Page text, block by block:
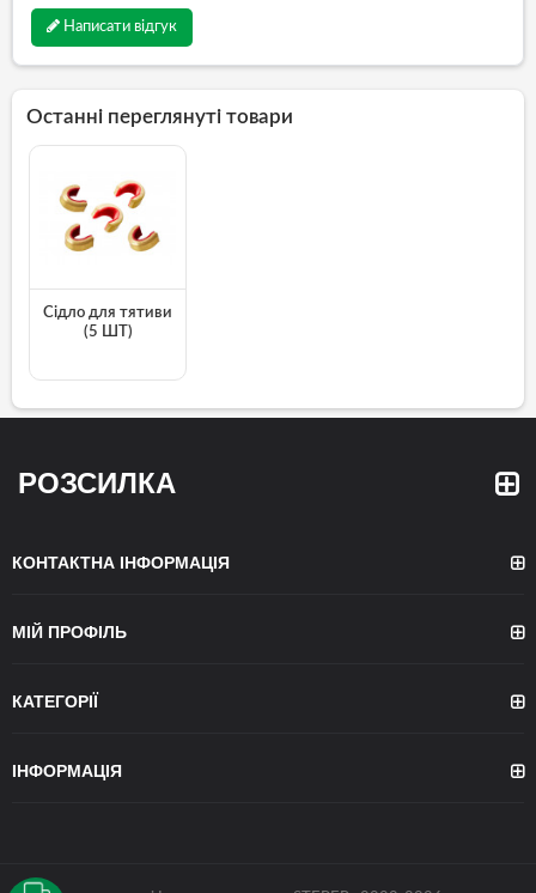
Написати відгук
Останні переглянуті товари
Сідло для тятиви
(5 ШТ)
РОЗСИЛКА
КОНТАКТНА ІНФОРМАЦІЯ
МІЙ ПРОФІЛЬ
КАТЕГОРІЇ
ІНФОРМАЦІЯ